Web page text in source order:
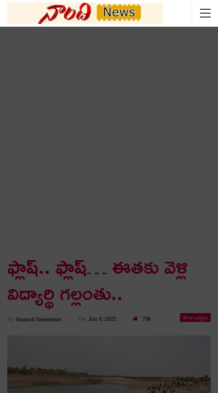
ఫ్లాష్‌.. ఫ్లాష్‌… ఈత‌కు వెళ్లి
విద్యార్థి గ‌ల్లంతు..
తాజా వార్తలు
By Naandi Newsteam On Jun 8, 2022 794